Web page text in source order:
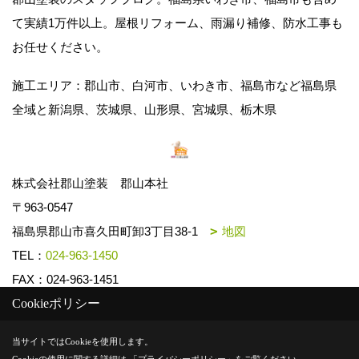
て実績1万件以上。屋根リフォーム、雨漏り補修、防水工事も
お任せください。
施工エリア：郡山市、白河市、いわき市、福島市など福島県
全域と新潟県、茨城県、山形県、宮城県、栃木県
株式会社郡山塗装 郡山本社
〒963-0547
福島県郡山市喜久田町卸3丁目38-1
地図
TEL： 024-963-1450
FAX：024-963-1451
Copyright (c) k-toso. All Rights Reserved.
Cookieポリシー
当サイトではCookieを使用します。